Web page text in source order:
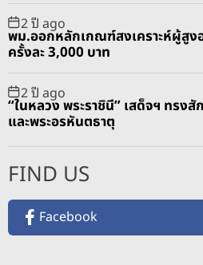
2 ปี ago
พม.ออกหลักเกณฑ์สงเคราะห์ผู้สูงอ
ครั้งละ 3,000 บาท
2 ปี ago
“ในหลวง พระราชินี” เสด็จฯ ทรงสั
และพระอรหันตธาตุ
FIND US
Facebook